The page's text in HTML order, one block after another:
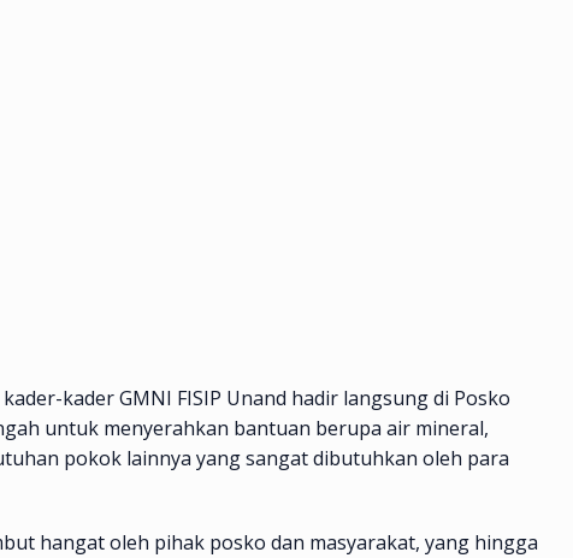
kader GMNI FISIP Unand hadir langsung di Posko
untuk menyerahkan bantuan berupa air mineral,
pokok lainnya yang sangat dibutuhkan oleh para
hangat oleh pihak posko dan masyarakat, yang hingga